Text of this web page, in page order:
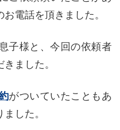
電話を頂きました。
子様と、今回の依頼者
ました。
がついていたこともあ
した。